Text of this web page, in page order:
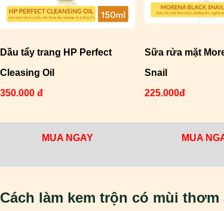
Dầu tẩy trang HP Perfect
Cleasing Oil
350.000 đ
Sữa rửa mặt
Snail
225.000đ
MUA NGAY MUA
Cách làm kem trộn có mùi thơm